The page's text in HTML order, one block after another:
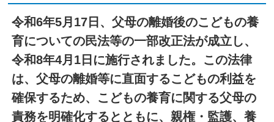
令和6年5月17日、父母の離婚後のこどもの養
育についての民法等の一部改正法が成立し、
令和8年4月1日に施行されました。この法律
は、父母の離婚等に直面するこどもの利益を
確保するため、こどもの養育に関する父母の
責務を明確化するとともに、親権・監護、養